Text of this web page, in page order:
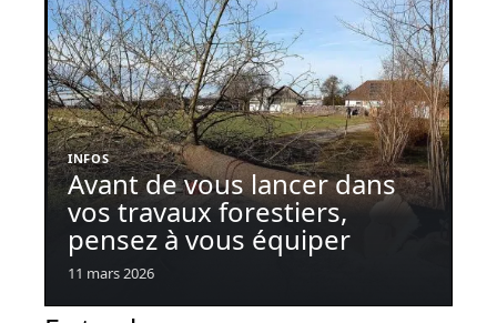
INFOS
Avant de vous lancer dans
vos travaux forestiers,
pensez à vous équiper
11 mars 2026